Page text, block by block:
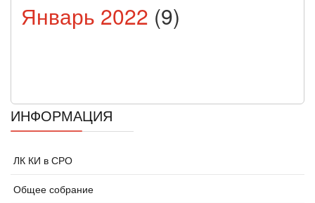
Январь 2022 (9)
ИНФОРМАЦИЯ
ЛК КИ в СРО
Общее собрание